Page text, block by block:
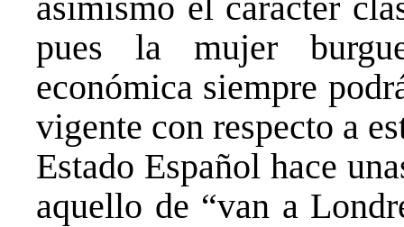
pues la mujer
económica siempre
vigente con respecto a
Estado Español hace
aquello de “van a